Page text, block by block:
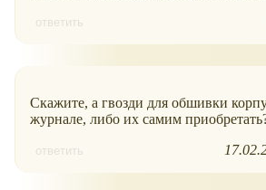
ответить
Скажите, а гвозди для обшивки
журнале, либо их самим
ответить